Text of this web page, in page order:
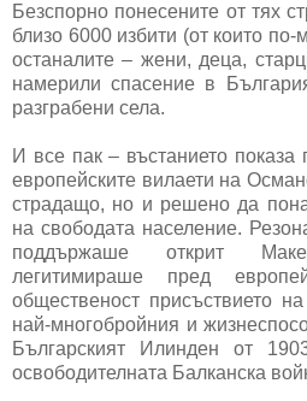
Безспорно понесените от тях
близо 6000 избити (от които
останалите – жени, деца,
намерили спасение в
разграбени села.
И все пак – въстанието
европейските вилаети на
страдащо, но и решено да
на свободата население.
поддържаше открит
легитимираше пред
общественост присъствието
най-многобройния и
Българският Илинден от
освободителната Балканска